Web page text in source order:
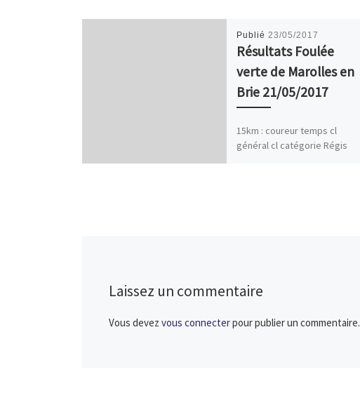
Publié23/05/2017
Résultats Foulée
verte de Marolles en
Brie 21/05/2017
15km : coureur temps cl
général cl catégorie Régis
Laissez un commentaire
Vous devez vous connecterpour publier un commentaire.